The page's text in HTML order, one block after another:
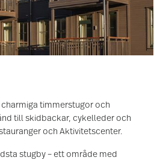
timmerstugor och
till skidbackar, cykelleder och
och Aktivitetscenter.
stugby – ett område med